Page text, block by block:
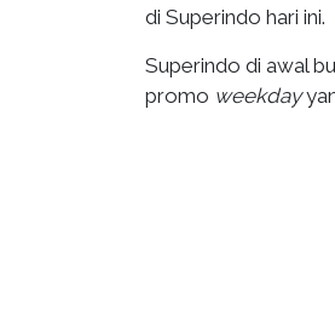
di Superindo hari ini.
Superindo di awal
promo weekday